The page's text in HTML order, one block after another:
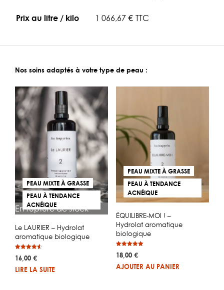
Prix au litre / kilo 1 066,67 € TTC
Nos soins adaptés à votre type de peau :
En rupture de stock
PEAU MIXTE À GRASSE
PEAU À TENDANCE
ACNÉIQUE
Le LAURIER – Hydrolat
aromatique biologique
4.50
16,00 €
LIRE LA SUITE
PEAU MIXTE À GRASSE
PEAU À TENDANCE
ACNÉIQUE
ÉQUILIBRE-MOI ! –
Hydrolat aromatique
biologique
5.00
18,00 €
AJOUTER AU PANIER